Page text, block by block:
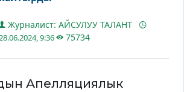
Журналист: АЙСУЛУУ ТАЛАНТ
9:36 75734
Апелляциялык